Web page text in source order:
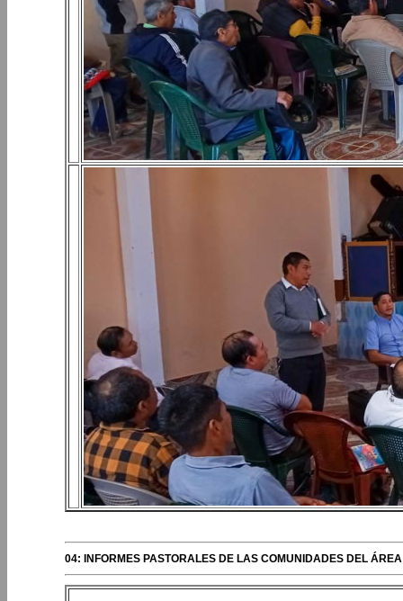
04: INFORMES PASTORALES DE LAS COMUNIDADES DEL